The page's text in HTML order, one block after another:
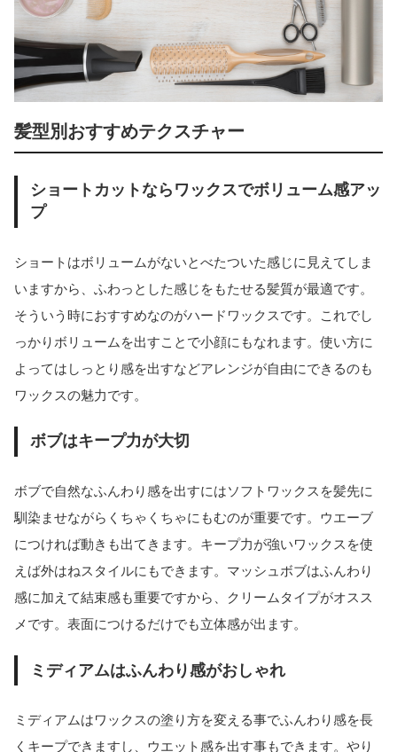
髪型別おすすめテクスチャー
ショートカットならワックスでボリューム感アッ
プ
ショートはボリュームがないとべたついた感じに見えてしま
いますから、ふわっとした感じをもたせる髪質が最適です。
そういう時におすすめなのがハードワックスです。これでし
っかりボリュームを出すことで小顔にもなれます。使い方に
よってはしっとり感を出すなどアレンジが自由にできるのも
ワックスの魅力です。
ボブはキープ力が大切
ボブで自然なふんわり感を出すにはソフトワックスを髪先に
馴染ませながらくちゃくちゃにもむのが重要です。ウエーブ
につければ動きも出てきます。キープ力が強いワックスを使
えば外はねスタイルにもできます。マッシュボブはふんわり
感に加えて結束感も重要ですから、クリームタイプがオスス
メです。表面につけるだけでも立体感が出ます。
ミディアムはふんわり感がおしゃれ
ミディアムはワックスの塗り方を変える事でふんわり感を長
くキープできますし、ウエット感を出す事もできます。やり